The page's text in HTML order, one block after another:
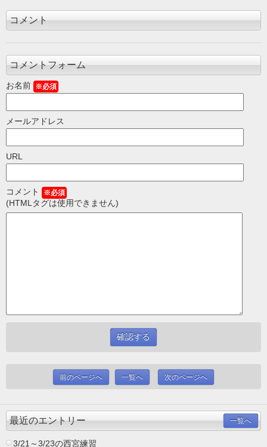
コメント
コメントフォーム
お名前 ※必須
メールアドレス
URL
コメント ※必須
(HTMLタグは使用できません)
前のページへ 一覧へ 次のページへ
最近のエントリー 一覧へ
3/21～3/23の西宮練習